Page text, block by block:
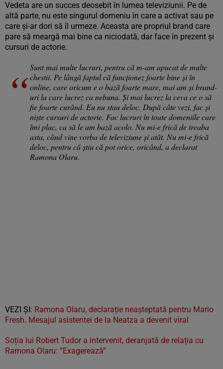
Vedeta are un succes deosebit în lumea televiziunii. Pe de
altă parte, nu este singurul domeniu în care a activat sau pe
care și-ar dori să îl urmeze. Aceasta are propriul brand care
pare să meargă mai bine ca niciodată, dar face în prezent și
cursuri de actorie.
Sunt mai multe lucruri, pentru că m-am apucat de multe
chestii. Pe lângă faptul că funcționez foarte bine și în
online, care oricum e o bază foarte mare, mai am și brand-
uri la care lucrez ca nebuna. Și mai lucrez la ceva ce o să
fie foarte curând. Eu nu stau deloc. După câte vezi, fac și
niște cursuri de actorie. Fac lucruri în toate domeniile care
îmi plac, ca să le am bază acolo. Nu mi-e frică de treaba
asta, când vine vorba de televiziune și atât. Nu mi-e frică
deloc, pentru că știu că pot orice, oricând, a declarat
Ramona Olaru.
VEZI ȘI: Ramona Olaru, declarație neașteptată pentru Mario
Fresh. Mesajul asistentei de la Neatza a devenit viral
Soția lui Robert Tudor a intervenit, deranjată de relația cu
Ramona Olaru: ”Exagerează”